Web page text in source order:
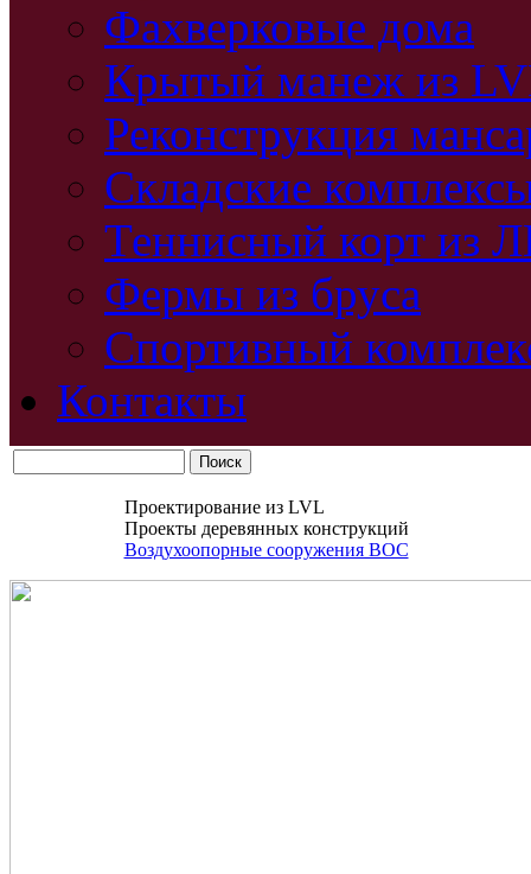
Фахверковые дома
Крытый манеж из
Реконструкция
Складские
Теннисный корт из
Фермы из бруса
Спортивный
Контакты
Проектирование из LVL
Проекты деревянных конструкций
Воздухоопорные сооружения ВОС